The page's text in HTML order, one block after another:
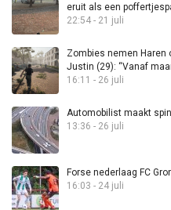
eruit als een
22:54 - 21 juli
Zombies nemen Haren
Justin (29): “Vanaf
16:11 - 26 juli
Automobilist maakt spin
13:36 - 26 juli
Forse nederlaag FC
16:03 - 24 juli